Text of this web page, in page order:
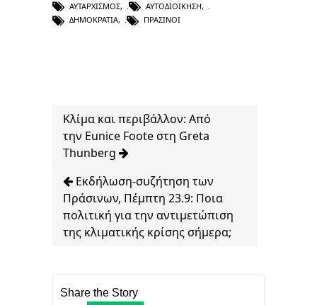
ΑΥΤΑΡΧΙΣΜΌΣ, ΑΥΤΟΔΙΟΊΚΗΣΗ,
ΔΗΜΟΚΡΑΤΊΑ, ΠΡΆΣΙΝΟΙ
Κλίμα και περιβάλλον: Από
την Eunice Foote στη Greta
Thunberg
Εκδήλωση-συζήτηση των
Πράσινων, Πέμπτη 23.9: Ποια
πολιτική για την αντιμετώπιση
της κλιματικής κρίσης σήμερα;
Share the Story